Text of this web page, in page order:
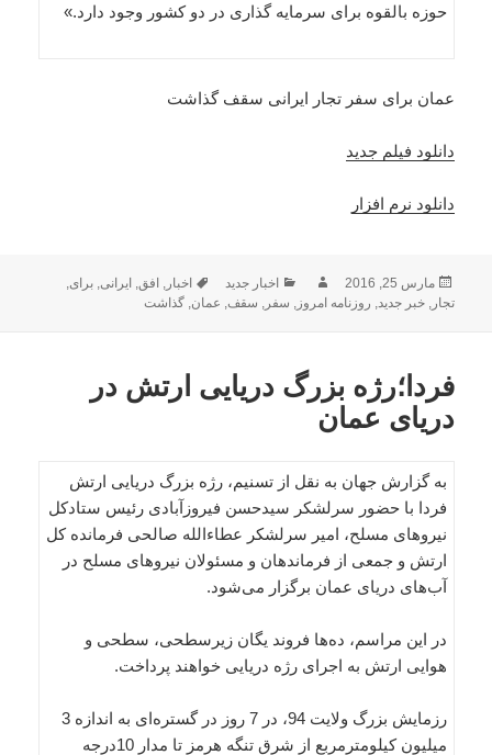
حوزه بالقوه برای سرمایه گذاری در دو کشور وجود دارد.»
عمان برای سفر تجار ایرانی سقف گذاشت
دانلود فیلم جدید
دانلود نرم افزار
ارسال
شده
مارس 25, 2016 نویسندهدسته‌ها
اخبار جدید برچسب‌ها
اخبار, افق, ایرانی,برای,
تجار,خبر جدید, روزنامه امروز, سفر, سقف, عمان,گذاشت
فردا؛رژه بزرگ دریایی ارتش در
دریای عمان
به گزارش جهان به نقل از تسنیم، رژه بزرگ دریایی ارتش
فردا با حضور سرلشکر سیدحسن فیروزآبادی رئیس ستادکل
نیروهای مسلح، امیر سرلشکر عطاءالله صالحی فرمانده کل
ارتش و جمعی از فرماندهان و مسئولان نیروهای مسلح در
آب‌های دریای عمان برگزار می‌شود.
در این مراسم، ده‌ها فروند یگان زیرسطحی، سطحی و
هوایی ارتش به اجرای رژه دریایی خواهند پرداخت.
رزمایش بزرگ ولایت 94، در 7 روز در گستره‌ای به اندازه 3
میلیون کیلومترمربع از شرق تنگه هرمز تا مدار 10درجه